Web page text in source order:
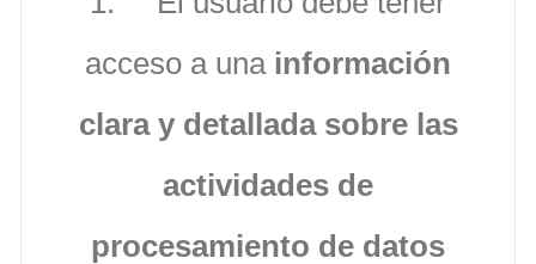
acceso a una información
clara y detallada sobre las
actividades de
procesamiento de datos